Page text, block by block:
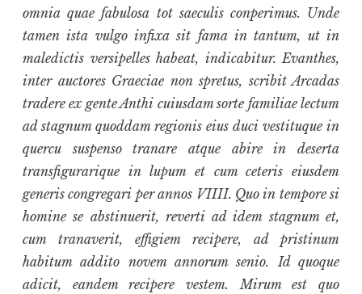
omnia quae fabulosa tot saeculis conperimus. Unde
tamen ista vulgo infixa sit fama in tantum, ut in
maledictis versipelles habeat, indicabitur. Evanthes,
inter auctores Graeciae non spretus, scribit Arcadas
tradere ex gente Anthi cuiusdam sorte familiae lectum
ad stagnum quoddam regionis eius duci vestituque in
quercu suspenso tranare atque abire in deserta
transfigurarique in lupum et cum ceteris eiusdem
generis congregari per annos VIIII. Quo in tempore si
homine se abstinuerit, reverti ad idem stagnum et,
cum tranaverit, effigiem recipere, ad pristinum
habitum addito novem annorum senio. Id quoque
adicit, eandem recipere vestem. Mirum est quo